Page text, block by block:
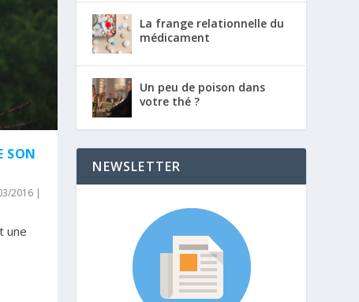
SON
2016|
une
La frange relationnelle du
médicament
Un peu de poison dans
votre thé ?
NEWSLETTER